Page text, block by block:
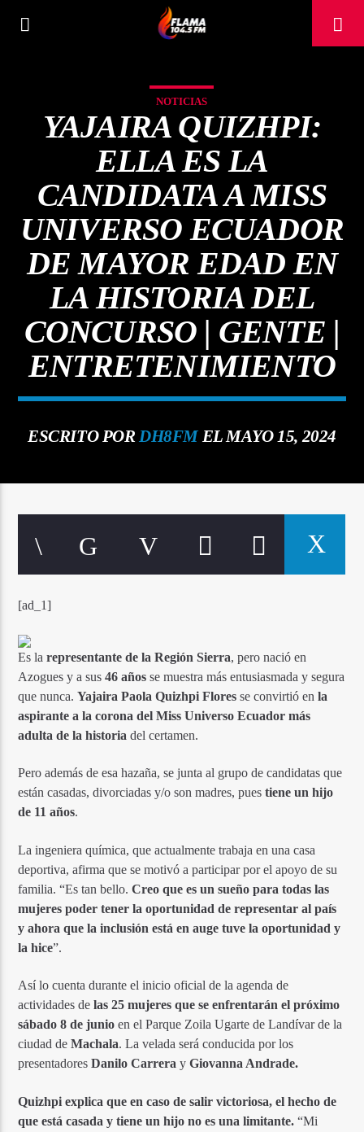
CANCIÓN ACTUAL
TÍTULO
NOTICIAS
YAJAIRA QUIZHPI:
ELLA ES LA
CANDIDATA A MISS
UNIVERSO ECUADOR
DE MAYOR EDAD EN
LA HISTORIA DEL
CONCURSO | GENTE |
ENTRETENIMIENTO
ESCRITO POR DH8FMEL MAYO 15, 2024
[ad_1]
Es la representante de la Región Sierra, pero nació en
Azogues y a sus 46 añosse muestra más entusiasmada y segura
que nunca.Yajaira Paola Quizhpi Floresse convirtió en la
aspirante a la corona del Miss Universo Ecuador más
adulta de la historia del certamen.
Pero además de esa hazaña, se junta al grupo de candidatas que
están casadas, divorciadas y/o son madres, puestiene un hijo
de 11 años.
La ingeniera química, que actualmente trabaja en una casa
deportiva, afirma que se motivó a participar por el apoyo de su
familia. “Es tan bello.Creo que es un sueño para todas las
mujeres poder tener la oportunidad de representar al país
y ahora que la inclusión está en auge tuve la oportunidad y
la hice”.
Así lo cuenta durante el inicio oficial de la agenda de
actividades delas 25 mujeres que se enfrentarán el próximo
sábado 8 de junio en el Parque Zoila Ugarte de Landívar de la
ciudad deMachala. La velada será conducida por los
presentadoresDanilo Carrera yGiovanna Andrade.
Quizhpi explica que en caso de salir victoriosa, el hecho de
que está casada y tiene un hijo no es una limitante.“Mi